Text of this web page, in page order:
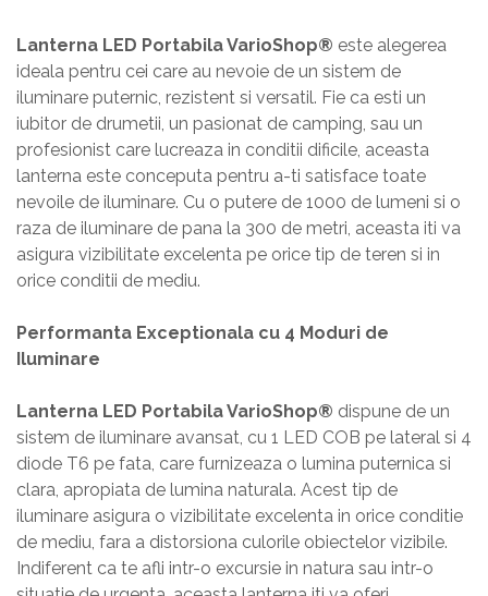
Lanterna LED Portabila VarioShop® este alegerea
ideala pentru cei care au nevoie de un sistem de
iluminare puternic, rezistent si versatil. Fie ca esti un
iubitor de drumetii, un pasionat de camping, sau un
profesionist care lucreaza in conditii dificile, aceasta
lanterna este conceputa pentru a-ti satisface toate
nevoile de iluminare. Cu o putere de 1000 de lumeni si o
raza de iluminare de pana la 300 de metri, aceasta iti va
asigura vizibilitate excelenta pe orice tip de teren si in
orice conditii de mediu.
Performanta Exceptionala cu 4 Moduri de
Iluminare
Lanterna LED Portabila VarioShop® dispune de un
sistem de iluminare avansat, cu 1 LED COB pe lateral si 4
diode T6 pe fata, care furnizeaza o lumina puternica si
clara, apropiata de lumina naturala. Acest tip de
iluminare asigura o vizibilitate excelenta in orice conditie
de mediu, fara a distorsiona culorile obiectelor vizibile.
Indiferent ca te afli intr-o excursie in natura sau intr-o